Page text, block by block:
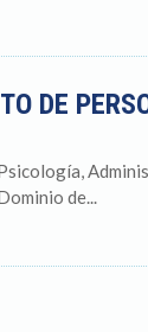
DE
de...